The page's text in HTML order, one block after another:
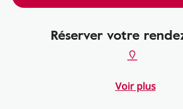
Réserver votre
Voir plus